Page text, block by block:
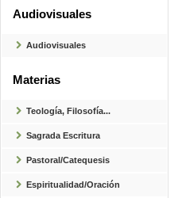
Audiovisuales
Audiovisuales
Materias
Teología, Filosofía...
Sagrada Escritura
Pastoral/Catequesis
Espiritualidad/Oración